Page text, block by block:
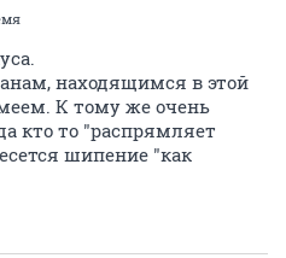
находящимся в этой
К тому же очень
кто то "распрямляет
шипение "как